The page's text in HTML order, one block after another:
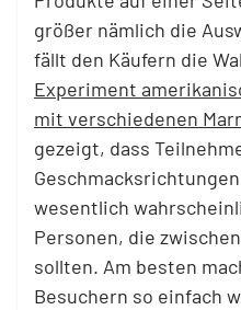
größer nämlich die
fällt den Käufern die
Experiment
mit verschiedenen
gezeigt, dass
wesentlich
Personen, die
sollten. Am besten
Besuchern so einfach